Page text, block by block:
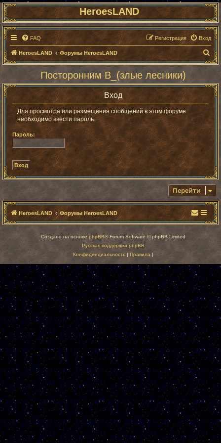
HeroesLAND
FAQ Вход
Регистрация
HeroesLAND Форумы HeroesLAND
П
о
с
Посторонним В_(злые лесники)
Вход
Для просмотра или размещения сообщений в этом форуме
необходимо ввести пароль.
Пароль:
Перейти
HeroesLAND Форумы HeroesLAND
Создано на основе phpBB® Forum Software © phpBB Limited
Русская поддержка phpBB
Конфиденциальность|Правила|